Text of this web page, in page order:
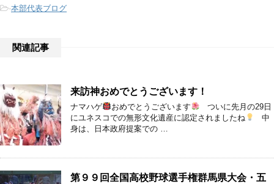
-本部代表ブログ
関連記事
来訪神おめでとうございます！
ナマハゲ おめでとうございます
ついに先月の29日
にユネスコでの無形文化遺産に認定されましたね
中
身は、日本政府提案での …
第９９回全国高校野球選手権群馬県大会・五